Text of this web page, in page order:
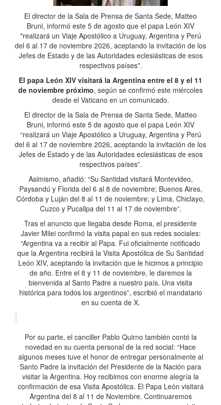
El director de la Sala de Prensa de Santa Sede, Matteo
Bruni, informó este 5 de agosto que el papa León XIV
"realizará un Viaje Apostólico a Uruguay, Argentina y Perú
del 6 al 17 de noviembre 2026, aceptando la invitación de los
Jefes de Estado y de las Autoridades eclesiásticas de esos
respectivos países".
El papa León XIV visitará la Argentina entre el 8 y el 11
de noviembre próximo, según se confirmó este miércoles
desde el Vaticano en un comunicado.
El director de la Sala de Prensa de Santa Sede, Matteo
Bruni, informó este 5 de agosto que el papa León XIV
“realizará un Viaje Apostólico a Uruguay, Argentina y Perú
del 6 al 17 de noviembre 2026, aceptando la invitación de los
Jefes de Estado y de las Autoridades eclesiásticas de esos
respectivos países”.
Asimismo, añadió: “Su Santidad visitará Montevideo,
Paysandú y Florida del 6 al 8 de noviembre; Buenos Aires,
Córdoba y Luján del 8 al 11 de noviembre; y Lima, Chiclayo,
Cuzco y Pucallpa del 11 al 17 de noviembre”.
Tras el anuncio que llegaba desde Roma, el presidente
Javier Milei confirmó la visita papal en sus redes sociales:
“Argentina va a recibir al Papa. Fui oficialmente notificado
que la Argentina recibirá la Visita Apostólica de Su Santidad
León XIV, aceptando la invitación que le hicimos a principio
de año. Entre el 8 y 11 de noviembre, le daremos la
bienvenida al Santo Padre a nuestro país. Una visita
histórica para todos los argentinos”, escribió el mandatario
en su cuenta de X.
Por su parte, el canciller Pablo Quirno también contó la
novedad en su cuenta personal de la red social: “Hace
algunos meses tuve el honor de entregar personalmente al
Santo Padre la invitación del Presidente de la Nación para
visitar la Argentina. Hoy recibimos con enorme alegría la
confirmación de esa Visita Apostólica. El Papa León visitará
Argentina del 8 al 11 de Noviembre. Continuaremos